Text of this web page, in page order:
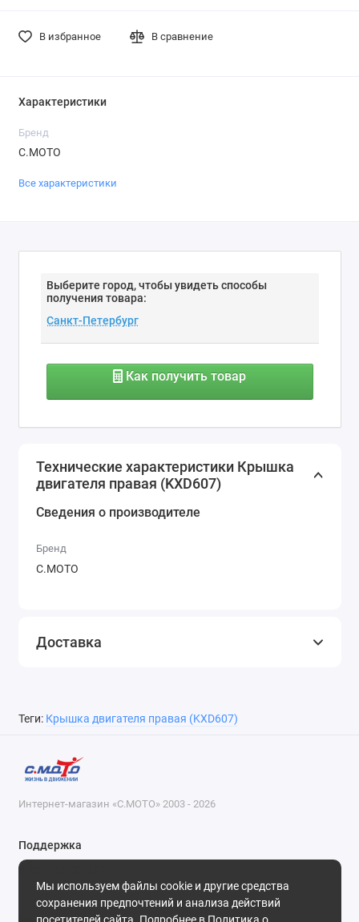
В избранное В сравнение
Характеристики
Бренд
С.МОТО
Все характеристики
Выберите город, чтобы увидеть способы
получения товара:
Как получить товар
Технические характеристики Крышка
двигателя правая (KXD607)
Сведения о производителе
Бренд
С.МОТО
Доставка
Теги: Крышка двигателя правая (KXD607)
Мы используем файлы cookie и другие средства
сохранения предпочтений и анализа действий
Интернет-магазин «С.МОТО» 2003 - 2026
Поддержка
8-800-55-00-327
Будни, с 09-30 до 18-30
Мы в сети